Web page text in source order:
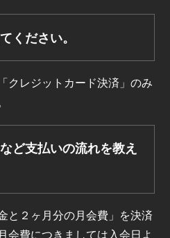
ください。
クレジットカード決済」のみ
ど支払いの流れを教え
と２ヶ月分の月会費」を決済
会費につきましては入会日よ